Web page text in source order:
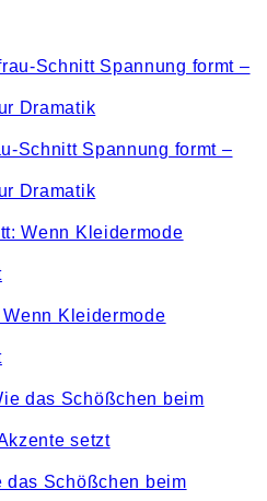
Schnitt Spannung formt –
Dramatik
Kleidermode
das Schößchen beim